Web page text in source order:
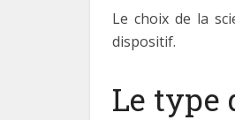
Le choix de la
dispositif.
Le type